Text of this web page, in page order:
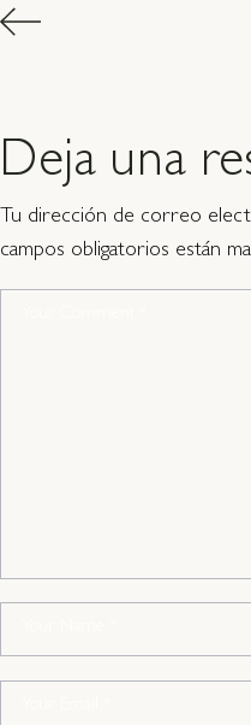
Deja una
Tu dirección de correo
campos obligatorios están